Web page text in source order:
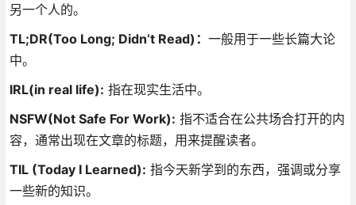
另一个人的。
TL;DR(Too Long; Didn’t Read)： 一般用于一些长篇大论
中。
IRL(in real life): 指在现实生活中。
NSFW(Not Safe For Work): 指不适合在公共场合打开的内
容，通常出现在文章的标题，用来提醒读者。
TIL (Today I Learned): 指今天新学到的东西，强调或分享
一些新的知识。